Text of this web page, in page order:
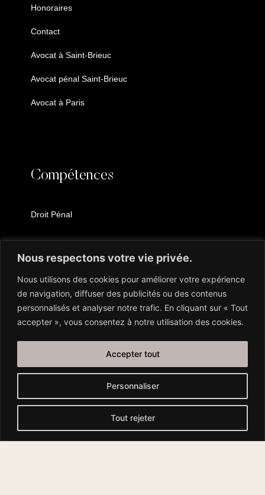
Nous respectons votre vie privée.
Nous utilisons des cookies pour améliorer votre expérience
de navigation, diffuser des publicités ou des contenus
personnalisés et analyser notre trafic. En cliquant sur « Tout
accepter », vous consentez à notre utilisation des cookies.
Personnaliser
Tout rejeter
Accepter tout
Honoraires
Contact
Avocat à Saint-Brieuc
Avocat pénal Saint-Brieuc
Avocat à Paris
Compétences
Droit Pénal
Droit Public
La procédure disciplinaire devant l’Ordre des
médecins : comprendre, anticiper, agir
Suspension des éducateurs sportifs : quels